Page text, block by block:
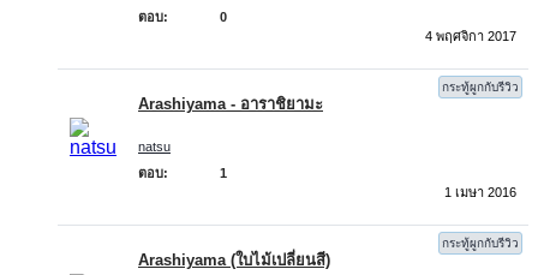
ตอบ:
0
4 พฤศจิกา 2017
กระทู้ผูกกับรีวิว
Arashiyama - อาราชิยามะ
natsu
ตอบ:
1
1 เมษา 2016
กระทู้ผูกกับรีวิว
Arashiyama (ใบไม้เปลี่ยนสี)